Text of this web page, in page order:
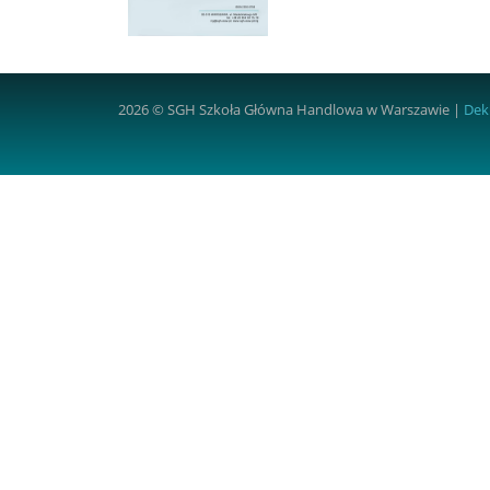
2026 © SGH Szkoła Główna Handlowa w Warszawie |